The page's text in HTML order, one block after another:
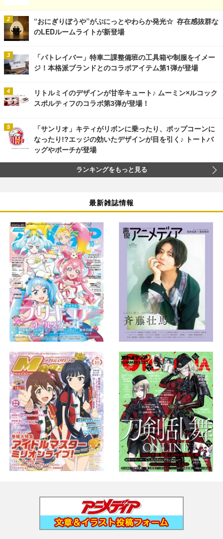
“おにぎりぼうや”がぷにっとやわらか発光☆ 存在感抜群な
のLEDルームライトが新登場
「パトレイバー」特車二課整備班の工具箱や制服をイメー
ジ！本格派ブランドとのコラボアイテム第1弾が登場
リトルミイのデザインが甘辛キュート♪ ムーミン×ルコック
スポルティフのコラボ第3弾が登場！
「サンリオ」キティがリボンに乗ったり、ポップコーンに
なったり!?エッジの効いたデザインが目を引く♪ トートバ
ッグやポーチが登場
ランキングをもっと見る
最新雑誌情報